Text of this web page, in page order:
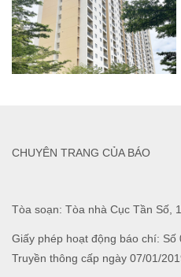
Tòa soạn: Tòa nhà Cục Tần Số,
Giấy phép hoạt động báo chí: Số
Truyền thông cấp ngày 07/01/
CHUYÊN TRANG CỦA BÁO